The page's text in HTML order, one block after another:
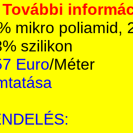
További
mikro poliamid,
szilikon
Euro/Méter